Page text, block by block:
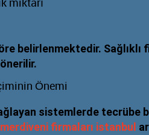
miktarı
belirlenmektedir. Sağlıklı
Önemi
sistemlerde tecrübe
firmaları istanbul